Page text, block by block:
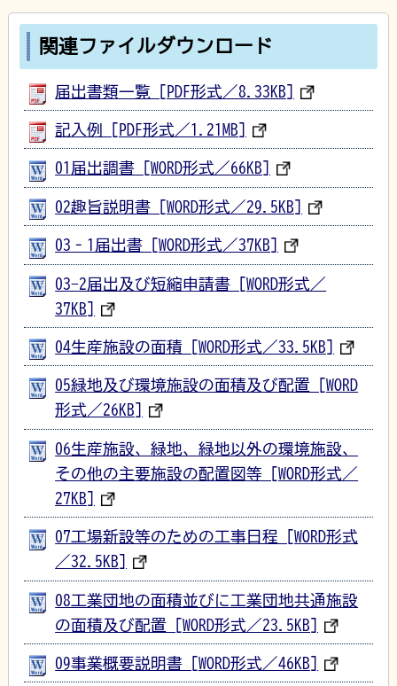
関連ファイルダウンロード
届出書類一覧 [PDF形式／8.33KB]
記入例 [PDF形式／1.21MB]
01届出調書 [WORD形式／66KB]
02趣旨説明書 [WORD形式／29.5KB]
03‐1届出書 [WORD形式／37KB]
03-2届出及び短縮申請書 [WORD形式／
37KB]
04生産施設の面積 [WORD形式／33.5KB]
05緑地及び環境施設の面積及び配置 [WORD
形式／26KB]
06生産施設、緑地、緑地以外の環境施設、
その他の主要施設の配置図等 [WORD形式／
27KB]
07工場新設等のための工事日程 [WORD形式
／32.5KB]
08工業団地の面積並びに工業団地共通施設
の面積及び配置 [WORD形式／23.5KB]
09事業概要説明書 [WORD形式／46KB]